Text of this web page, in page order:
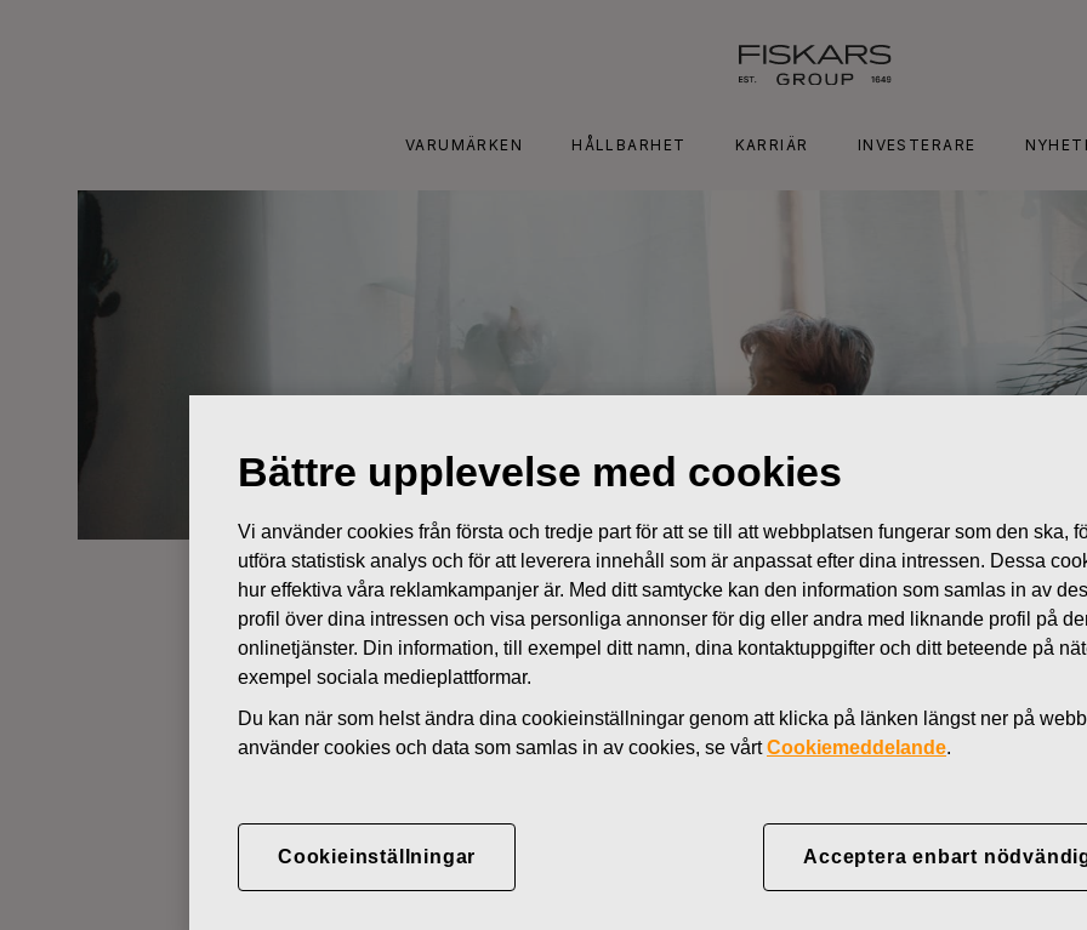
VARUMÄRKEN HÅLLBARHET KARRIÄR INVESTERARE
Nyheter
ÄGARFÖRÄNDRINGAR I EGNA AKTIER
JUNI 22, 2022
FISKARS OYJ ABP:S ÅTERKÖP AV
Bättre upplevelse med cookies
Vi använder cookies från första och tredje part för att se till att webbplatsen fungerar som den ska,
utföra statistisk analys och för att leverera innehåll som är anpassat efter dina intressen. Dessa
hur effektiva våra reklamkampanjer är. Med ditt samtycke kan den information som samlas in av
profil över dina intressen och visa personliga annonser för dig eller andra med liknande profil på
onlinetjänster. Din information, till exempel ditt namn, dina kontaktuppgifter och ditt beteende på
exempel sociala medieplattformar.
Du kan när som helst ändra dina cookieinställningar genom att klicka på länken längst ner på
använder cookies och data som samlas in av cookies, se vårtCookiemeddelande.
Cookieinställningar Acceptera enbart